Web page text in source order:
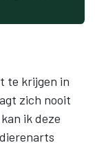
te krijgen in
zich nooit
ik deze